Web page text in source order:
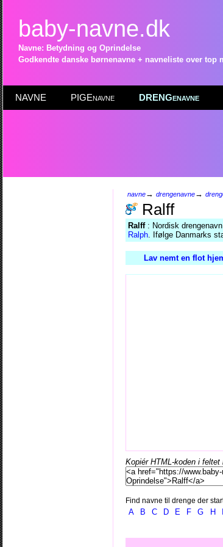
baby-navne.dk
Navne: Betydning og Oprindelse
Godkendte danske børnenavne + navneliste over
NAVNE PIGEnavne DRENGenavne
navne→ drengenavne→
Ralff
Ralff: Nordisk
Ralph. Ifølge Danmarks
Lav nemt en flot
Kopiér HTML-koden i
Find navne til drenge der
A B C D E F G H